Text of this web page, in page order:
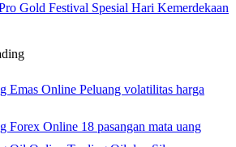
Gold Festival Spesial Hari Kemerdekaan
Emas Online Peluang volatilitas harga
Forex Online 18 pasangan mata uang